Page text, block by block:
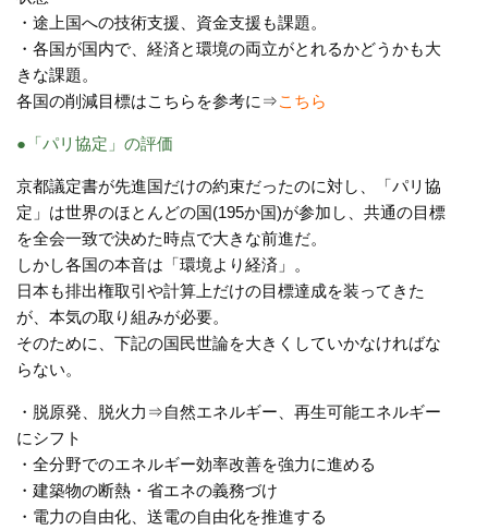
・途上国への技術支援、資金支援も課題。
・各国が国内で、経済と環境の両立がとれるかどうかも大
きな課題。
各国の削減目標はこちらを参考に⇒こちら
●「パリ協定」の評価
京都議定書が先進国だけの約束だったのに対し、「パリ協
定」は世界のほとんどの国(195か国)が参加し、共通の目標
を全会一致で決めた時点で大きな前進だ。
しかし各国の本音は「環境より経済」。
日本も排出権取引や計算上だけの目標達成を装ってきた
が、本気の取り組みが必要。
そのために、下記の国民世論を大きくしていかなければな
らない。
・脱原発、脱火力⇒自然エネルギー、再生可能エネルギー
にシフト
・全分野でのエネルギー効率改善を強力に進める
・建築物の断熱・省エネの義務づけ
・電力の自由化、送電の自由化を推進する